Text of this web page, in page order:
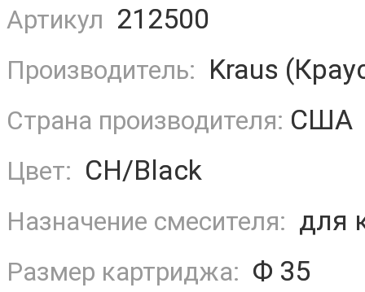
Артикул 212500
Производитель: Kraus
Страна производителя: США
Цвет: CH/Black
Назначение смесителя: для
Размер картриджа: Ф 35